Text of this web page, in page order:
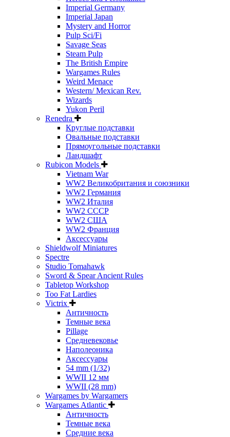
Imperial Germany
Imperial Japan
Mystery and Horror
Pulp Sci/Fi
Savage Seas
Steam Pulp
The British Empire
Wargames Rules
Weird Menace
Western/ Mexican Rev.
Wizards
Yukon Peril
Renedra
Круглые подставки
Овальные подставки
Прямоугольные подставки
Ландшафт
Rubicon Models
Vietnam War
WW2 Великобритания и союзники
WW2 Германия
WW2 Италия
WW2 СССР
WW2 США
WW2 Франция
Аксессуары
Shieldwolf Miniatures
Spectre
Studio Tomahawk
Sword & Spear Ancient Rules
Tabletop Workshop
Too Fat Lardies
Victrix
Античность
Темные века
Pillage
Средневековье
Наполеоника
Аксессуары
54 mm (1/32)
WWII 12 мм
WWII (28 mm)
Wargames by Wargamers
Wargames Atlantic
Античность
Темные века
Средние века